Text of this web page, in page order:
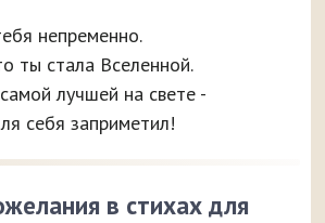
непременно.
ты стала Вселенной.
лучшей на свете -
себя заприметил!
в стихах для